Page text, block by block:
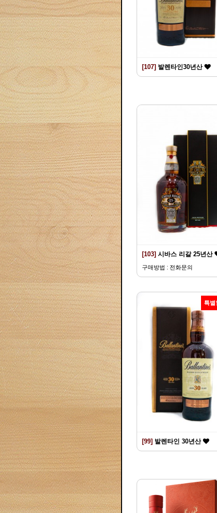
[107] 발렌타인30년산
[103] 시바스 리갈 25년산
구매방법 : 전화문의
특별
[99] 발렌타인 30년산